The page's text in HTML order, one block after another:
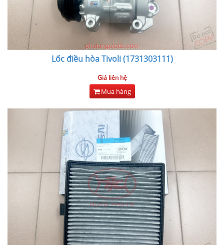
Lốc điều hòa Tivoli (1731303111)
Giá liên hệ
Mua hàng